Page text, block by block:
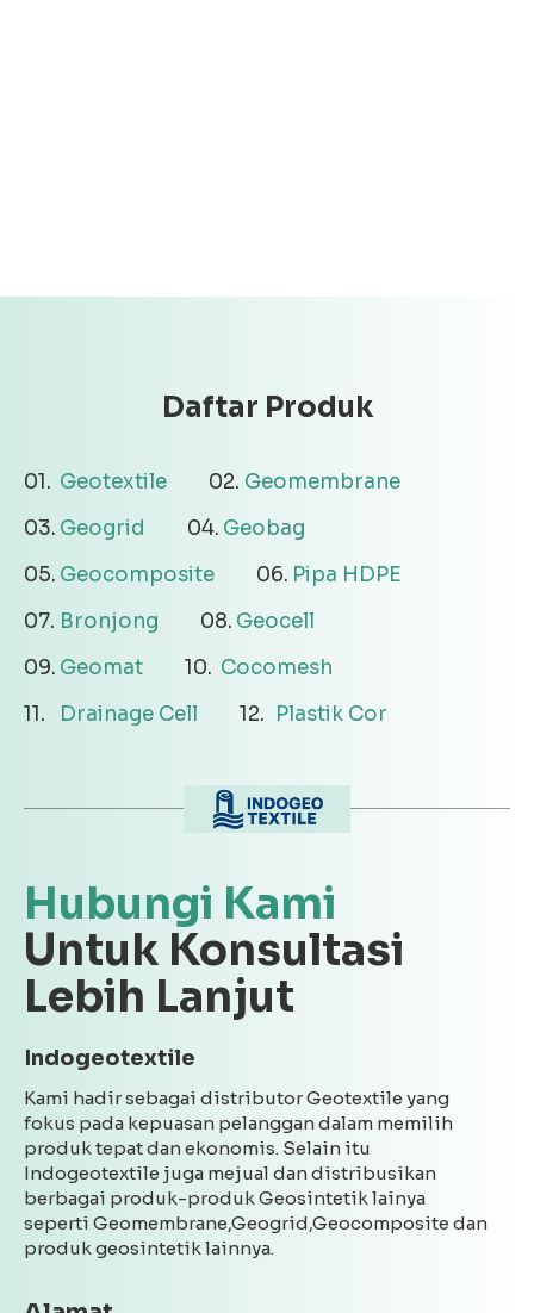
Daftar Produk
Geotextile
Geomembrane
Geogrid
Geobag
Geocomposite
Pipa HDPE
Bronjong
Geocell
Geomat
Cocomesh
Drainage Cell
Plastik Cor
Hubungi Kami
Untuk Konsultasi
Lebih Lanjut
Indogeotextile
Kami hadir sebagai distributor Geotextile yang
fokus pada kepuasan pelanggan dalam memilih
produk tepat dan ekonomis. Selain itu
Indogeotextile juga mejual dan distribusikan
berbagai produk-produk Geosintetik lainya
seperti Geomembrane,Geogrid,Geocomposite dan
produk geosintetik lainnya.